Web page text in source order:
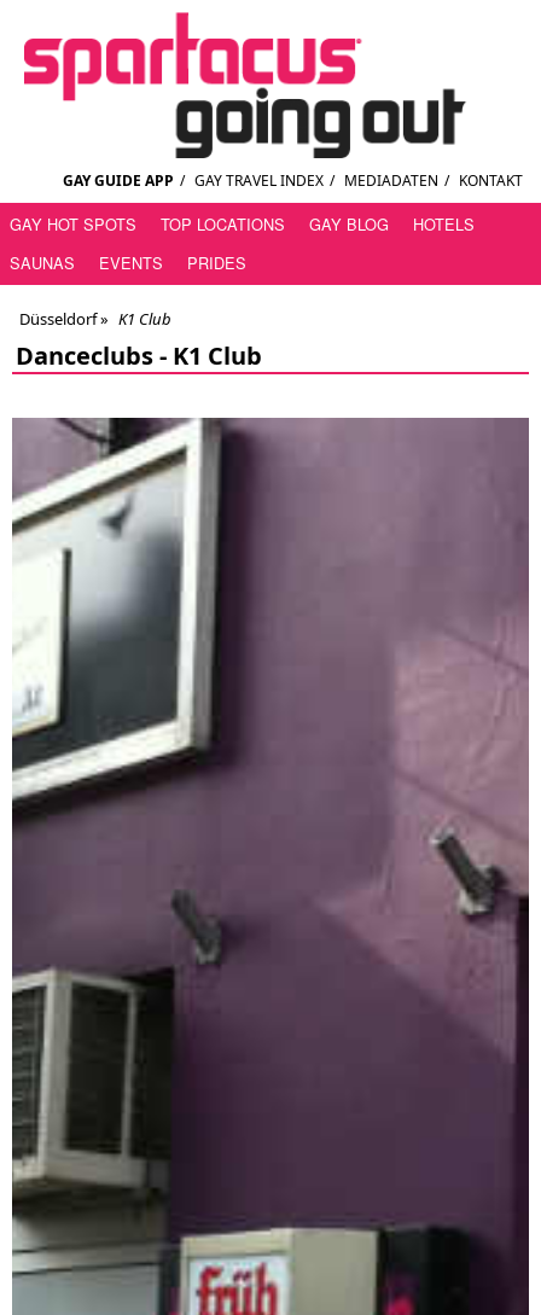
GAY GUIDE APP / GAY TRAVEL INDEX / MEDIADATEN / KONTAKT
GAY HOT SPOTS TOP LOCATIONS GAY BLOG
HOTELS
SAUNAS
EVENTS PRIDES
Düsseldorf» K1 Club
Danceclubs - K1 Club